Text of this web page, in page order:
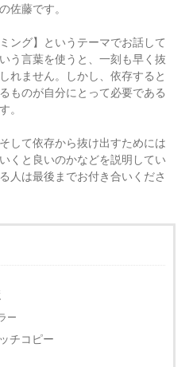
佐藤です。
ング】というテーマでお話して
う言葉を使うと、一刻も早く抜
れません。しかし、依存すると
ものが自分にとって必要である
。
して依存から抜け出すためには
くと良いのかなどを説明してい
人は最後までお付き合いくださ
ー
チコピー